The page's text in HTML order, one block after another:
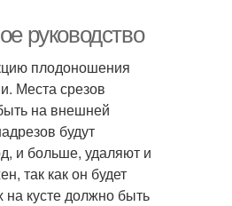
руководство
плодоношения
Места срезов
на внешней
будут
и больше, удаляют и
так как он будет
на кусте должно быть